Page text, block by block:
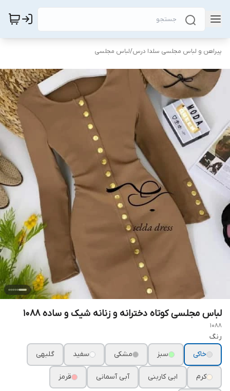
پیراهن و لباس مجلسی سلدا درس/لباس مجلسی
لباس مجلسی کوتاه دخترانه و زنانه شیک و ساده ۱۰۸۸
1088
رنگ
خاکی
سبز مشکی سفید گلبهی
کرم ابی کاربنی آبی آسمانی قرمز